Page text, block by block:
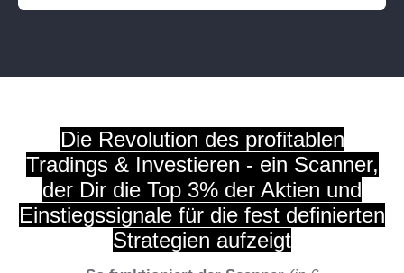
Die Revolution des profitablen
Tradings & Investieren - ein Scanner,
der Dir die Top 3% der Aktien und
Einstiegssignale für die fest definierten
Strategien aufzeigt